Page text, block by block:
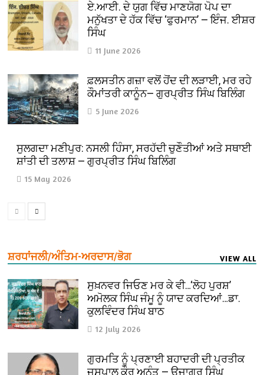
ਏ.ਆਈ. ਦੇ ਯੁਗ ਵਿੱਚ ਮਾਣਯੋਗ ਪੋਪ ਦਾ
ਮਨੁੱਖਤਾ ਦੇ ਹੱਕ ਵਿੱਚ ‘ਫੁਰਮਾਨ’ — ਇੰਜ. ਈਸ਼ਰ
ਸਿੰਘ
11 June 2026
ਫ਼ਲਸਤੀਨ ਗਜ਼ਾ ਵਲੋਂ ਹੋਂਦ ਦੀ ਲੜਾਈ, ਮਰ ਰਹੇ
ਕੌਮਾਂਤਰੀ ਕਾਨੂੰਨ— ਗੁਰਪ੍ਰੀਤ ਸਿੰਘ ਬਿਲਿੰਗ
5 June 2026
ਸੁਲਗਦਾ ਮਣੀਪੁਰ: ਨਸਲੀ ਹਿੰਸਾ, ਸਰਹੱਦੀ ਚੁਣੌਤੀਆਂ ਅਤੇ ਸਥਾਈ
ਸ਼ਾਂਤੀ ਦੀ ਤਲਾਸ਼ — ਗੁਰਪ੍ਰੀਤ ਸਿੰਘ ਬਿਲਿੰਗ
15 May 2026
ਸ਼ਰਧਾਂਜਲੀ/ਅੰਤਿਮ-ਅਰਦਾਸ/ਭੋਗ VIEW ALL
ਸੁਖ਼ਨਵਰ ਜਿਓਣ ਮਰ ਕੇ ਵੀ…‘ਲੋਹ ਪੁਰਸ਼’
ਅਮੋਲਕ ਸਿੰਘ ਜੰਮੂ ਨੂੰ ਯਾਦ ਕਰਦਿਆਂ…ਡਾ.
ਕੁਲਵਿੰਦਰ ਸਿੰਘ ਬਾਠ
12 July 2026
ਗੁਰਮਤਿ ਨੂੰ ਪ੍ਰਣਾਈ ਬਹਾਦਰੀ ਦੀ ਪ੍ਰਤੀਕ
ਜਸਪਾਲ ਕੌਰ ਅਨੰਤ — ਉਜਾਗਰ ਸਿੰਘ